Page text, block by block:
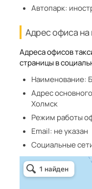
Автопарк:
Адрес офиса на
Адреса офисов
страницы в
Наименование:
Адрес
Холмск
Режим работы
Email: не указан
Социальные